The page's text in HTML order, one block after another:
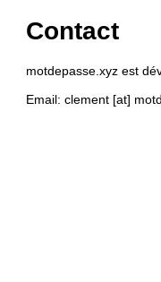
Contact
motdepasse.xyz est
Email: clement [at]